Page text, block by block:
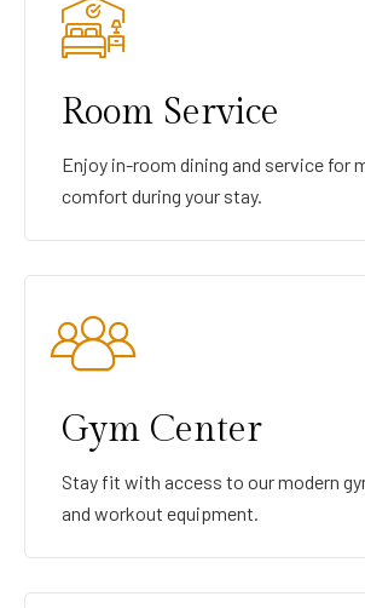
Room Service
Enjoy in-room dining and service for
comfort during your stay.
Gym Center
Stay fit with access to our modern
and workout equipment.